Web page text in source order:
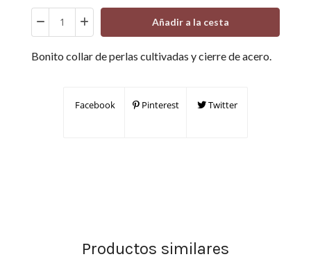
Añadir a la cesta
Bonito collar de perlas cultivadas y cierre de acero.
Facebook Pinterest Twitter
Productos similares